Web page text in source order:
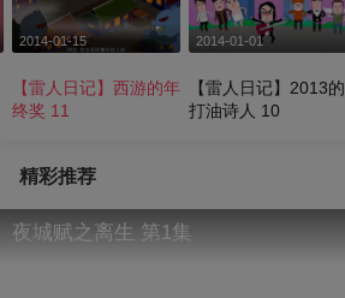
2014-01-15
【雷人日记】西游的年
终奖 11
2014-01-01
【雷人日记】2013的
打油诗人 10
精彩推荐
夜城赋之离生 第1集